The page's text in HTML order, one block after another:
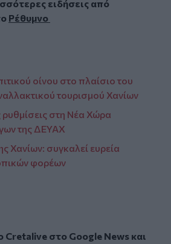
ειδήσεις από
Ρέθυμνο
οίνου στο πλαίσιο του
τουρισμού Χανίων
στη Νέα Χώρα
της ΔΕΥΑΧ
Χανίων: συγκαλεί ευρεία
φορέων
Cretalive στο Google Newsκαι